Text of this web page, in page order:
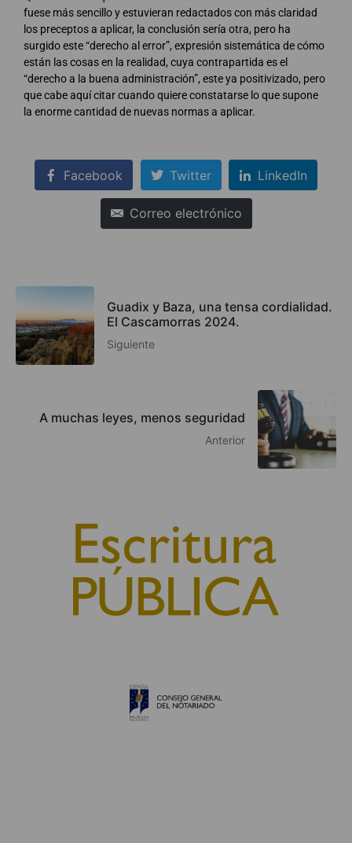
fuese más sencillo y estuvieran redactados con más claridad
los preceptos a aplicar, la conclusión sería otra, pero ha
surgido este “derecho al error”, expresión sistemática de cómo
están las cosas en la realidad, cuya contrapartida es el
“derecho a la buena administración”, este ya positivizado, pero
que cabe aquí citar cuando quiere constatarse lo que supone
la enorme cantidad de nuevas normas a aplicar.
Facebook Twitter LinkedIn
Correo electrónico
Guadix y Baza, una tensa cordialidad.
El Cascamorras 2024.
Siguiente
A muchas leyes, menos seguridad
Anterior